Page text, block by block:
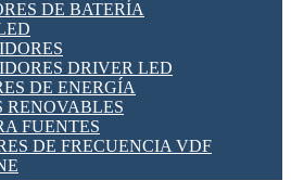
DE CABLE
WIFI
CELULAR
REDES
DE BATERÍA
DRIVER LED
DE ENERGÍA
RENOVABLES
FUENTES
DE FRECUENCIA VDF